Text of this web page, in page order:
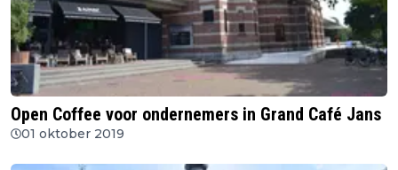
Open Coffee voor ondernemers in Grand Café Jans
01 oktober 2019